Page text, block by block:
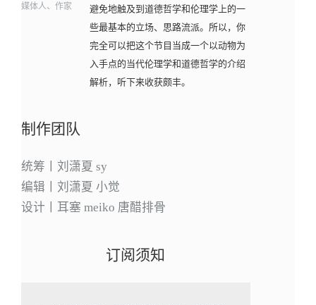
媒体人、作家
避免地触及到道德哲学和伦理学上的一
些最基本的立场、思路流派。所以，你
完全可以把这个节目当成一个以动物为
入手点的当代伦理学和道德哲学的介绍
解析，听下来收获颇丰。
制作团队
统筹丨刘潇夏 sy
编辑丨刘潇夏 小觉
设计丨耳塞 meiko 唐醋排骨
订阅须知